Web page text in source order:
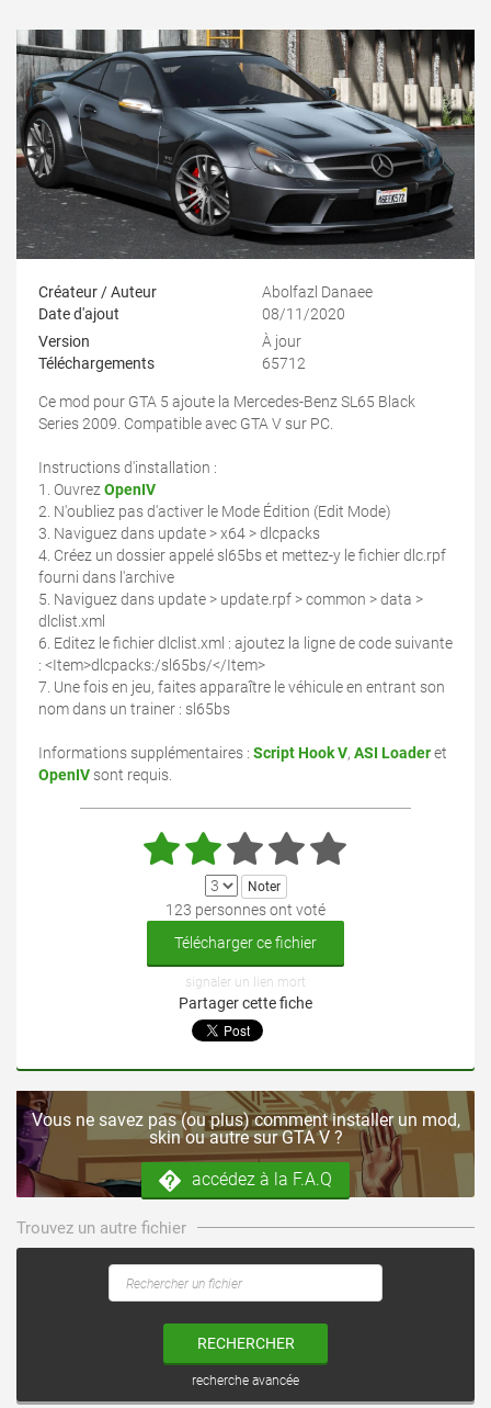
Créateur / Auteur
Abolfazl Danaee
Date d'ajout
08/11/2020
Version
À jour
Téléchargements
65712
Ce mod pour GTA 5 ajoute la Mercedes-Benz SL65 Black
Series 2009. Compatible avec GTA V sur PC.
Instructions d'installation :
1. Ouvrez OpenIV
2. N'oubliez pas d'activer le Mode Édition (Edit Mode)
3. Naviguez dans update > x64 > dlcpacks
4. Créez un dossier appelé sl65bs et mettez-y le fichier dlc.rpf
fourni dans l'archive
5. Naviguez dans update > update.rpf > common > data >
dlclist.xml
6. Editez le fichier dlclist.xml : ajoutez la ligne de code suivante
: <Item>dlcpacks:/sl65bs/</Item>
7. Une fois en jeu, faites apparaître le véhicule en entrant son
nom dans un trainer : sl65bs
Informations supplémentaires : Script Hook V, ASI Loaderet
OpenIV sont requis.
123 personnes ont voté
Télécharger ce fichier
signaler un lien mort
Partager cette fiche
Vous ne savez pas (ou plus) comment installer un mod,
skin ou autre sur GTA V ?
accédez à la F.A.Q
Trouvez un autre fichier
RECHERCHER
recherche avancée